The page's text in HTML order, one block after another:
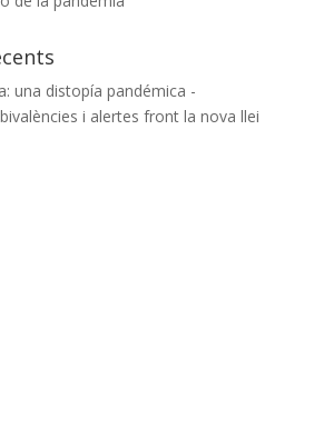
una distopía pandémica -
i alertes front la nova llei